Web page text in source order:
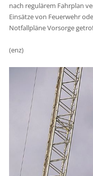
nach regulärem Fahrplan
Einsätze von Feuerwehr
Notfallpläne Vorsorge
(enz)